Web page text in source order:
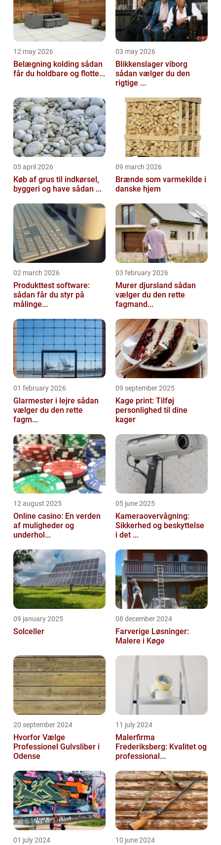
12 may 2026
Belægning kolding sådan
får du holdbare og flotte...
03 may 2026
Blikkenslager viborg
sådan vælger du den
rigtige ...
05 april 2026
Køb af grus til indkørsel,
byggeri og have sådan ...
09 march 2026
Brænde som varmekilde i
danske hjem
02 march 2026
Produkttest software:
sådan får du styr på
målinge...
03 february 2026
Murer djursland sådan
vælger du den rette
fagmand...
01 february 2026
Glarmester i lejre sådan
vælger du den rette
fagm...
09 september 2025
Kage print: Tilføj
personlighed til dine
kager
12 august 2025
Online casino: En verden
af muligheder og
underhol...
05 june 2025
Kameraovervågning:
Sikkerhed og beskyttelse
i det ...
09 january 2025
Solceller
08 december 2024
Farverige Løsninger:
Malere i Køge
20 september 2024
Hvorfor Vælge
Professionel Gulvsliber i
Odense
11 july 2024
Malerfirma
Frederiksberg: Kvalitet og
professional...
01 july 2024 10 june 2024